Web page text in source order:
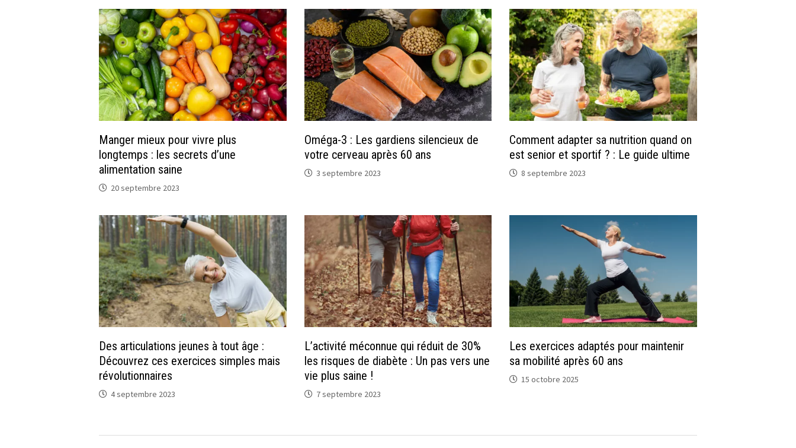
Manger mieux pour vivre plus
longtemps : les secrets d’une
alimentation saine
20 septembre 2023
Oméga-3 : Les gardiens silencieux de
votre cerveau après 60 ans
3 septembre 2023
Comment adapter sa nutrition quand on
est senior et sportif ? : Le guide ultime
8 septembre 2023
Des articulations jeunes à tout âge :
Découvrez ces exercices simples mais
révolutionnaires
4 septembre 2023
L’activité méconnue qui réduit de 30%
les risques de diabète : Un pas vers une
vie plus saine !
7 septembre 2023
Les exercices adaptés pour maintenir
sa mobilité après 60 ans
15 octobre 2025